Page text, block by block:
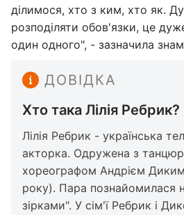
ділимося, хто з ким, хто як.
розподіляти обов'язки, це
один одного", - зазначила
ДОВІДКА
Хто така Лілія Ребрик?
Лілія Ребрик - українська
акторка. Одружена з
хореографом Андрієм
року). Пара познайомилася
зірками". У сім'ї Ребрик і